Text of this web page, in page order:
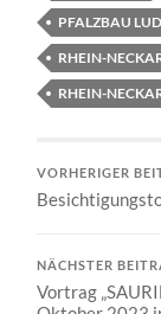
PFALZBAU
RHEIN-
RHEIN-
VORHERIGER
NÄCHSTER
Vortrag